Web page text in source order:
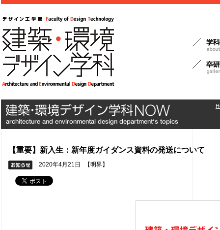
【重要】新入生：新年度ガイダンス資料の発送について
2020年4月21日 【明界】